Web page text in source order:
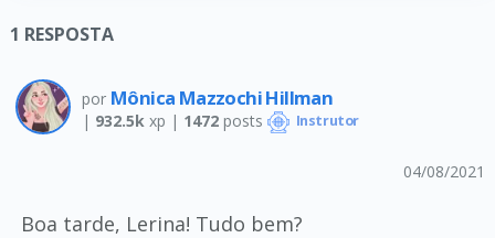
1 RESPOSTA
por Mônica Mazzochi Hillman
| 932.5k xp | 1472posts Instrutor
04/08/2021
Boa tarde, Lerina! Tudo bem?